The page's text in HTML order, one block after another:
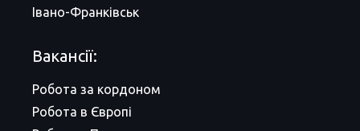
Івано-Франківськ
Вакансії:
Робота за кордоном
Робота в Європі